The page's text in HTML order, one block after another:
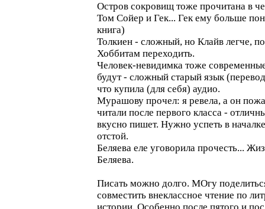
Остров сокровищ тоже прочитана в
Том Сойер и Гек... Гек ему больше
книга)
Толкиен - сложный, но Клайв легче,
Хоббитам переходить.
Человек-невидимка тоже
будут - сложный старый язык
что купила (для себя) аудио.
Мурашову прочел: я ревела, а он
читали после первого класса -
вкусно пишет. Нужно успеть в
отстой.
Беляева еле уговорила прочесть...
Беляева.
Писать можно долго. МОгу
совместить внеклассное чтение по